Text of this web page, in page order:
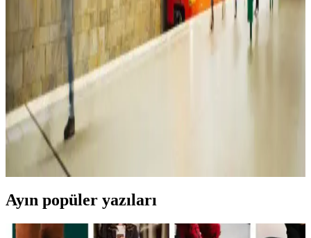
Önerileriyle Zamansız Şıklık
Beyaz elbise modelleri, farklı tarzlara ve ihtiyaçlara uygun çeşitli
seçenekler sunar. Günlük, resmi veya modern tasarımlarla şıklığınızı
tamamlayın, trendleri yakalayın.
Kadın Kot Modelleri ve Kombinasyon İpuçlarıyla
Şıklık ve Rahatlık Yakalayın
Kadın kot, farklı modelleri ve kombinasyon seçenekleriyle her tarz
ve ihtiyaca uygun, şıklık ve rahatlığı bir arada sunan vazgeçilmez bir
giyim parçasıdır.
Ayın popüler yazıları